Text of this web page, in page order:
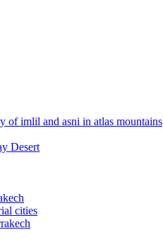
of imlil and asni in atlas mountains
Desert
cities